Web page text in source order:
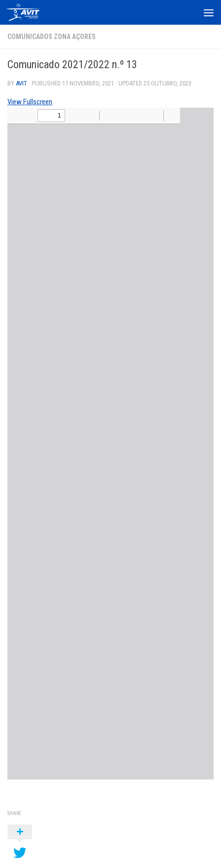
Skip to content
COMUNICADOS ZONA AÇORES
Comunicado 2021/2022 n.º 13
BY AVIT · PUBLISHED 17 NOVEMBRO, 2021 · UPDATED 25 OUTUBRO, 2023
View Fullscreen
SHARE